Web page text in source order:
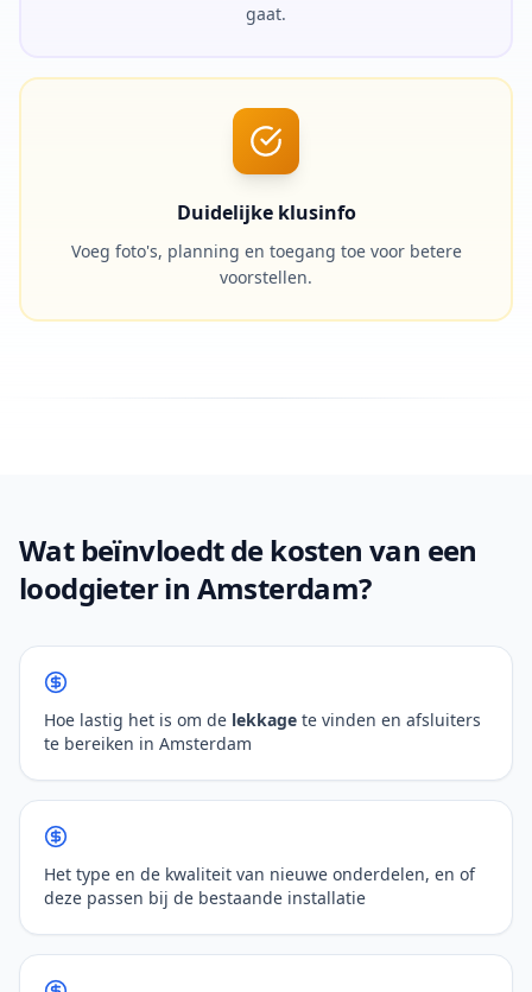
gaat.
Duidelijke klusinfo
Voeg foto's, planning en toegang toe voor betere
voorstellen.
Wat beïnvloedt de kosten van een
loodgieter in Amsterdam?
Hoe lastig het is om de lekkage te vinden en afsluiters
te bereiken in Amsterdam
Het type en de kwaliteit van nieuwe onderdelen, en of
deze passen bij de bestaande installatie